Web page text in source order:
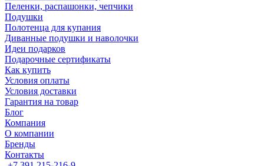
Пеленки, распашонки, чепчики
Подушки
Полотенца для купания
Диванные подушки и наволочки
Идеи подарков
Подарочные сертификаты
Как купить
Условия оплаты
Условия доставки
Гарантия на товар
Блог
Компания
О компании
Бренды
Контакты